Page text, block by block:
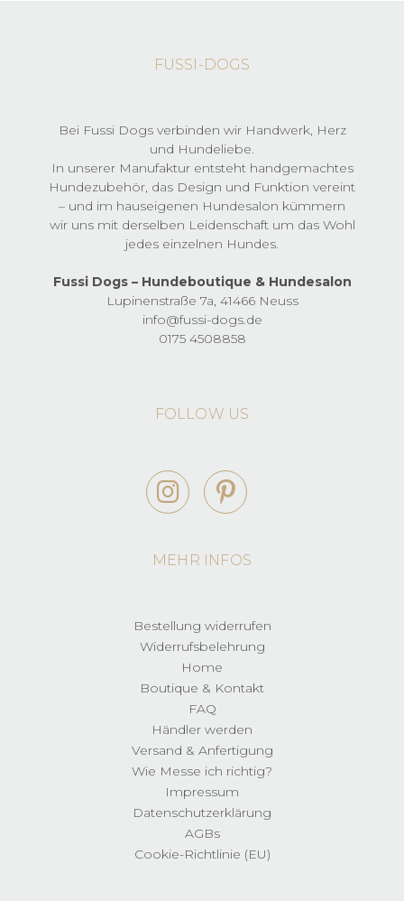
Die
auf
der
Produktseite
gewählt
werden
FUSSI-DOGS
Bei Fussi Dogs verbinden wir Handwerk, Herz
und Hundeliebe.
In unserer Manufaktur entsteht handgemachtes
Hundezubehör, das Design und Funktion vereint
– und im hauseigenen Hundesalon kümmern
wir uns mit derselben Leidenschaft um das Wohl
jedes einzelnen Hundes.
Fussi Dogs – Hundeboutique & Hundesalon
Lupinenstraße 7a, 41466 Neuss
info@fussi-dogs.de
0175 4508858
FOLLOW US
MEHR INFOS
Bestellung widerrufen
Widerrufsbelehrung
Home
Boutique & Kontakt
FAQ
Händler werden
Versand & Anfertigung
Wie Messe ich richtig?
Impressum
Datenschutzerklärung
AGBs
Cookie-Richtlinie (EU)